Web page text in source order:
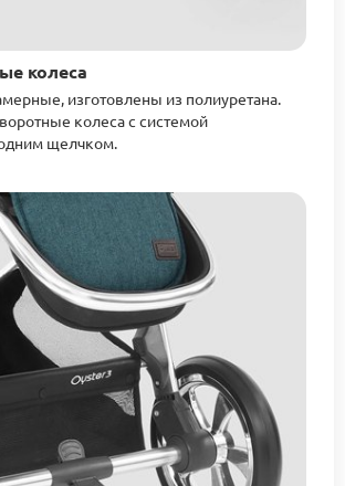
колеса
изготовлены из полиуретана.
колеса с системой
щелчком.